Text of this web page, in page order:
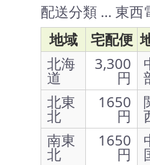
配送分類 … 東西
地域
宅配便
北海
道
3,300
円
北東
北
1650
円
南東
北
1650
円